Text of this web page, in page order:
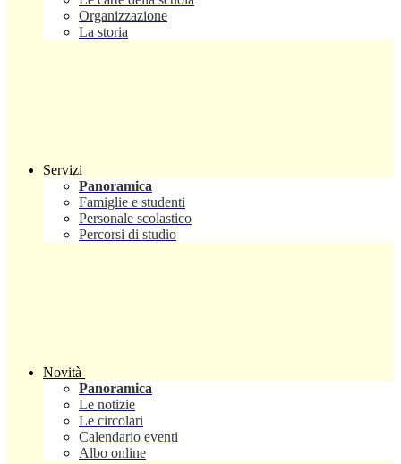
Organizzazione
La storia
Servizi
Panoramica
Famiglie e studenti
Personale scolastico
Percorsi di studio
Novità
Panoramica
Le notizie
Le circolari
Calendario eventi
Albo online